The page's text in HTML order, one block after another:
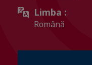
Limba :
Română